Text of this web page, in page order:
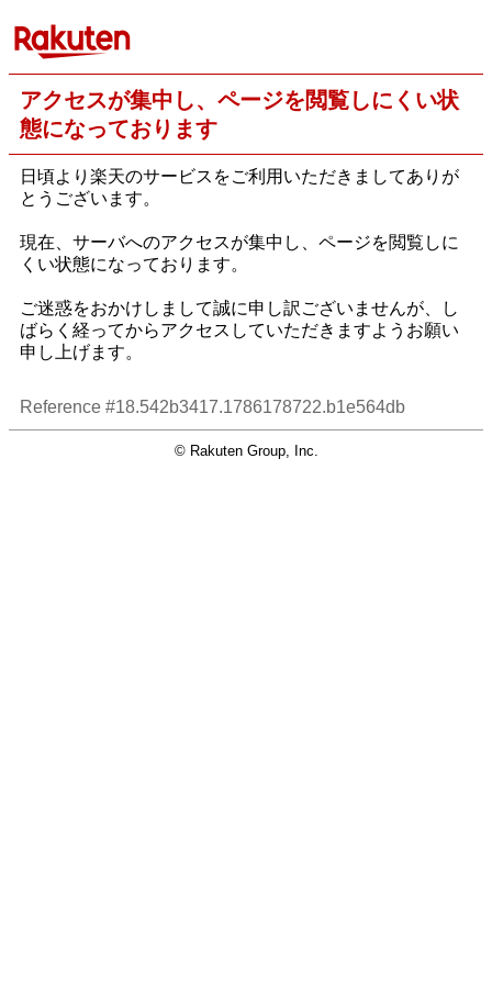
アクセスが集中し、ページを閲覧しにくい状
態になっております
日頃より楽天のサービスをご利用いただきましてありが
とうございます。
現在、サーバへのアクセスが集中し、ページを閲覧しに
くい状態になっております。
ご迷惑をおかけしまして誠に申し訳ございませんが、し
ばらく経ってからアクセスしていただきますようお願い
申し上げます。
Reference #18.542b3417.1786178722.b1e564db
© Rakuten Group, Inc.